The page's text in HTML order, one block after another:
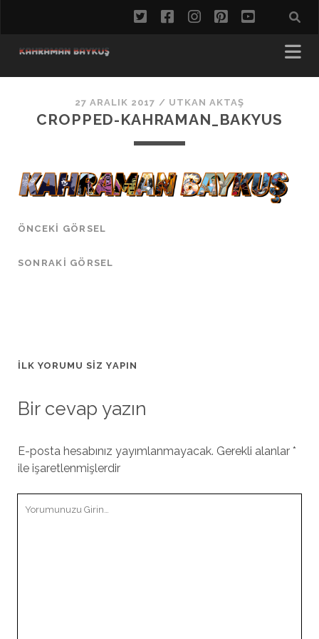
twitterfacebookinstagram
pinterest
youtube
27 ARALIK 2017 / UTKAN AKTAŞ
CROPPED-KAHRAMAN_BAKYUS
ÖNCEKI GÖRSEL
SONRAKI GÖRSEL
İLK YORUMU SIZ YAPIN
Bir cevap yazın
E-posta hesabınız yayımlanmayacak. Gerekli alanlar *
ile işaretlenmişlerdir